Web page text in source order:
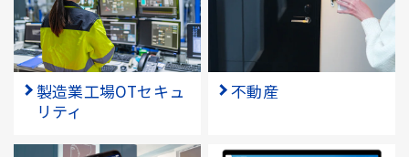
製造業工場OTセキュ
リティ
不動産